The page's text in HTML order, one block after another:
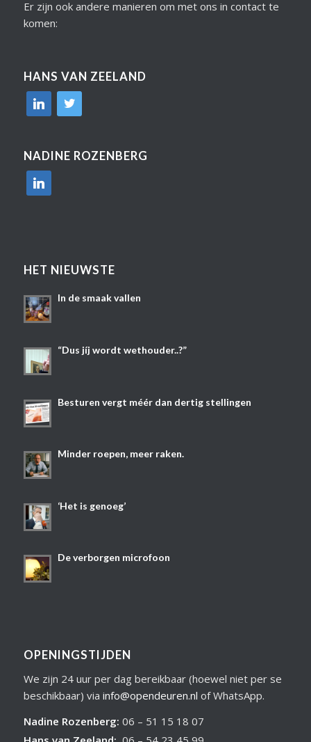
Er zijn ook andere manieren om met ons in contact te
komen:
HANS VAN ZEELAND
linkedin
twitter
NADINE ROZENBERG
linkedin
HET NIEUWSTE
In de smaak vallen
“Dus jíj wordt wethouder..?”
Besturen vergt méér dan dertig stellingen
Minder roepen, meer raken.
‘Het is genoeg’
De verborgen microfoon
OPENINGSTIJDEN
We zijn 24 uur per dag bereikbaar (hoewel niet per se
beschikbaar) via info@opendeuren.nl of WhatsApp.
Nadine Rozenberg: 06 – 51 15 18 07